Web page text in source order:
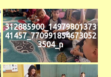
312885900_14979801373
41457_770991854673052
3504_n